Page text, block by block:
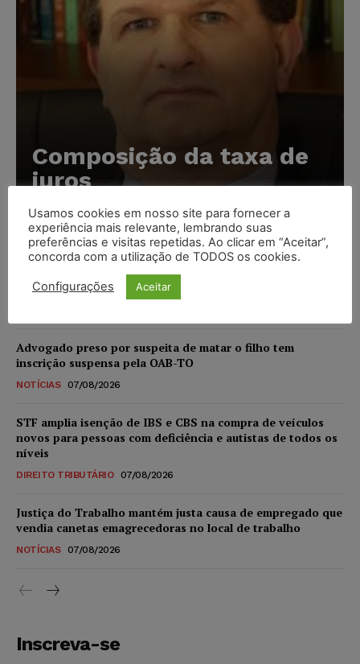
Composição da taxa de
juros
Carlos Henrique Abrão 07/08/2026
Meta é alvo de denúncia após anúncios com conteúdo
sexual infantil gerado por IA circularem em suas
plataformas
Advogado preso por suspeita de matar o filho tem
inscrição suspensa pela OAB-TO
NOTÍCIAS 07/08/2026
STF amplia isenção de IBS e CBS na compra de veículos
novos para pessoas com deficiência e autistas de todos os
níveis
DIREITO TRIBUTÁRIO 07/08/2026
Justiça do Trabalho mantém justa causa de empregado que
vendia canetas emagrecedoras no local de trabalho
NOTÍCIAS 07/08/2026
Inscreva-se
Usamos cookies em nosso site para fornecer a
experiência mais relevante, lembrando suas
preferências e visitas repetidas. Ao clicar em “Aceitar”,
concorda com a utilização de TODOS os cookies.
Configurações Aceitar